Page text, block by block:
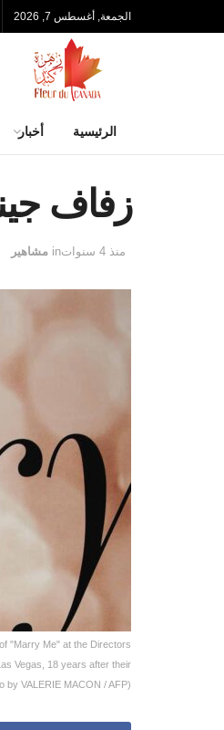
الجمعة, أغسطس 7, 2026
الرئيسية أخبار
زفاف
منذ 4 سنوات in مشاهير
"Marry Me" at the Directors
Vegas, 18 years after their
by VALERIE MACON / AFP)